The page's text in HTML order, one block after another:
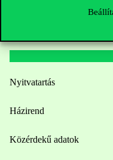
Nyitvatartás
Házirend
Közérdekű adatok